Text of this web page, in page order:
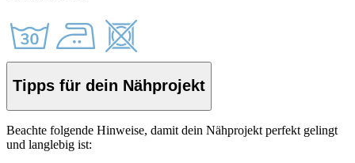
Tipps für dein Nähprojekt
Beachte folgende Hinweise, damit dein Nähprojekt perfekt gelingt
und langlebig ist: